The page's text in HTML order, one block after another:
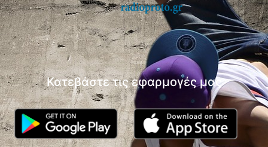
Κατεβάστε τις εφαρμογές μας